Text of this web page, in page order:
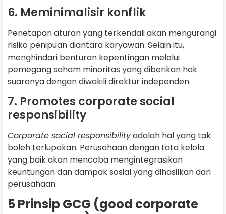
6. Meminimalisir konflik
Penetapan aturan yang terkendali akan mengurangi
risiko penipuan diantara karyawan. Selain itu,
menghindari benturan kepentingan melalui
pemegang saham minoritas yang diberikan hak
suaranya dengan diwakili direktur independen.
7. Promotes corporate social
responsibility
Corporate social responsibilityadalah hal yang tak
boleh terlupakan. Perusahaan dengan tata kelola
yang baik akan mencoba mengintegrasikan
keuntungan dan dampak sosial yang dihasilkan dari
perusahaan.
5 Prinsip GCG (good corporate